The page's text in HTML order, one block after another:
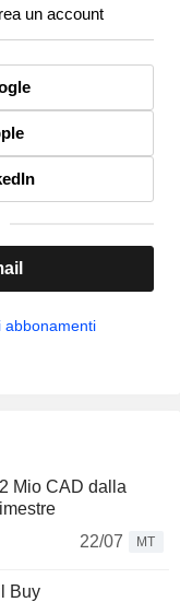
un account
abbonamenti
Mio CAD dalla
22/07
MT
Buy